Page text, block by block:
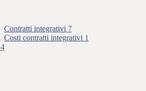
Contratti integrativi 7
Costi contratti integrativi 1
4